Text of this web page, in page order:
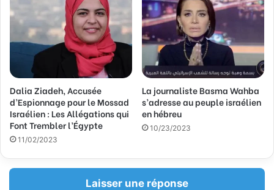
a
s
e
E
m
a
i
Dalia Ziadeh, Accusée
d’Espionnage pour le Mossad
Israélien : Les Allégations qui
Font Trembler l’Égypte
11/02/2023
La journaliste Basma Wahba
s’adresse au peuple israélien
en hébreu
10/23/2023
Laisser une réponse